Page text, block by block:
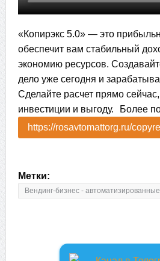
«Копирэкс 5.0» — это
обеспечит вам стабильный
экономию ресурсов.
дело уже сегодня и
Сделайте расчет прямо
инвестиции и выгоду. Более
https://rosavtomattorg.ru/
Метки:
Вендинг-бизнес -